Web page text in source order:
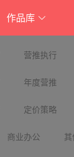
作品库
营推执行
年度营推
定价策略
商业办公 其